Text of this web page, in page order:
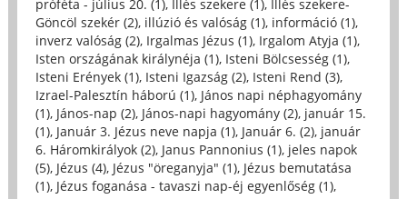
próféta - július 20. (1), Illés szekere (1), Illés szekere-
Göncöl szekér (2), illúzió és valóság (1), információ (1),
inverz valóság (2), Irgalmas Jézus (1), Irgalom Atyja (1),
Isten országának királynéja (1), Isteni Bölcsesség (1),
Isteni Erények (1), Isteni Igazság (2), Isteni Rend (3),
Izrael-Palesztín háború (1), János napi néphagyomány
(1), János-nap (2), János-napi hagyomány (2), január 15.
(1), Január 3. Jézus neve napja (1), Január 6. (2), január
6. Háromkirályok (2), Janus Pannonius (1), jeles napok
(5), Jézus (4), Jézus "öreganyja" (1), Jézus bemutatása
(1), Jézus foganása - tavaszi nap-éj egyenlőség (1),